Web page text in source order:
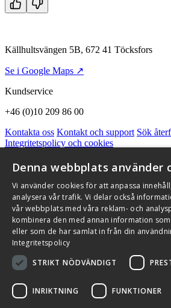
Källhultsvängen 5B, 672 41 Töcksfors
Se i Google Maps ↗
Kundservice
+46 (0)10 209 86 00
Kontakta oss Kontakt och support Sök
Integritetspolicy och cookies
Qnister Visselblåsningsfunktion
© 2026 Flexit AB. Alla rättigheter
Aktuellt Miljö och kvalitetssäkring
Denna webbplats använder
Vi använder cookies för att anpassa
analysera vår trafik. Vi delar också
vår webbplats med våra reklam- och
kombinera den med annan information
eller som de har samlat in från din
Integritetspolicy
STRIKT NÖDVÄNDIGT
INRIKTNING FUNKTIONER